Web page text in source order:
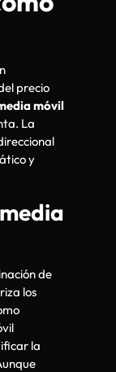
precio
móvil
La
y
de
los
la